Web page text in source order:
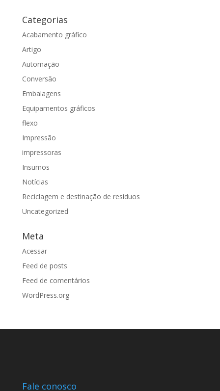
Categorias
Acabamento gráfico
Artigo
Automação
Conversão
Embalagens
Equipamentos gráficos
flexo
Impressão
impressoras
Insumos
Notícias
Reciclagem e destinação de resíduos
Uncategorized
Meta
Acessar
Feed de posts
Feed de comentários
WordPress.org
Fale conosco